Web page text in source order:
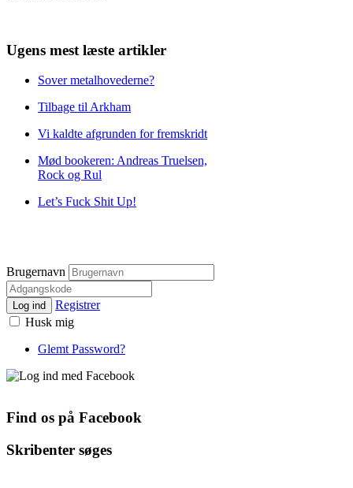
Ugens mest læste artikler
Sover metalhovederne?
Tilbage til Arkham
Vi kaldte afgrunden for fremskridt
Mød bookeren: Andreas Truelsen,
Rock og Rul
Let’s Fuck Shit Up!
Brugernavn
Log ind
Registrer
Husk mig
Glemt Password?
Find os på Facebook
Skribenter søges